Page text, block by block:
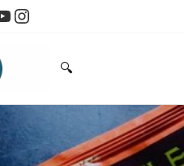
Instagram
Kitchen
Search...
🔍